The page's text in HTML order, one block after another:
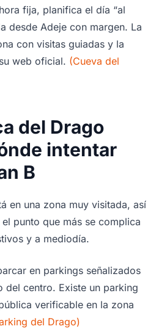
fija, planifica el día “al
desde Adeje con margen. La
con visitas guiadas y la
web oficial. (Cueva del
del Drago
intentar
B
en una zona muy visitada, así
punto que más se complica
y a mediodía.
en parkings señalizados
del centro. Existe un parking
verificable en la zona
del Drago)